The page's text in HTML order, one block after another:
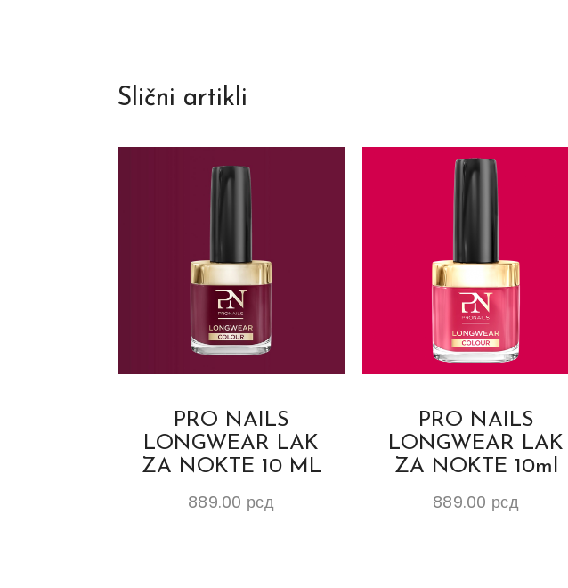
Slični artikli
PRO NAILS
LONGWEAR LAK
ZA NOKTE 10 ML
889.00 рсд
PRO NAILS
LONGWEAR LAK
ZA NOKTE 10ml
889.00 рсд